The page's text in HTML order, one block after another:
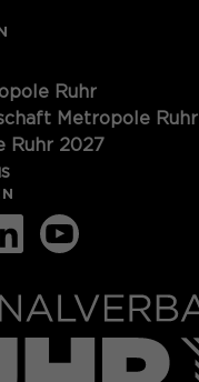
Ruhr
Metropole Ruhr
Ruhr 2027